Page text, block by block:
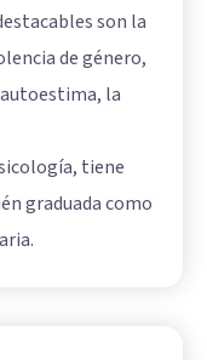
son la
de género,
la
tiene
graduada como